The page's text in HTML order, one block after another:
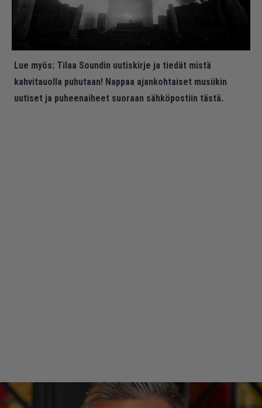
Lue myös: Tilaa Soundin uutiskirje ja tiedät mistä
kahvitauolla puhutaan! Nappaa ajankohtaiset musiikin
uutiset ja puheenaiheet suoraan sähköpostiin tästä.